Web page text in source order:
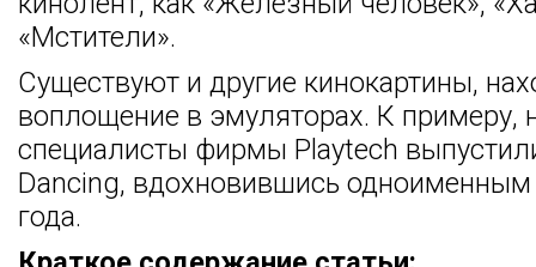
«Мстители».
Существуют и другие кинокартины,
воплощение в эмуляторах. К примеру,
специалисты фирмы Playtech
Dancing, вдохновившись
года.